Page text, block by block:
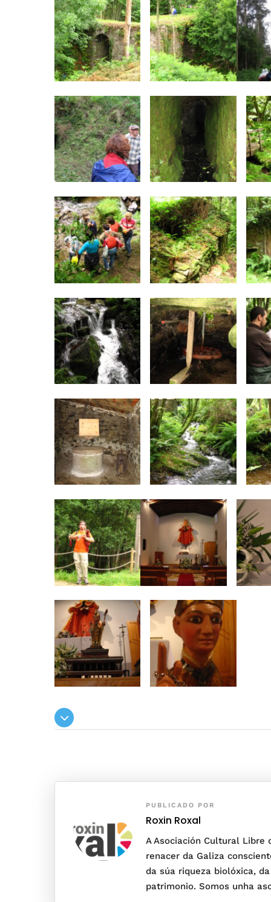
PUBLICADO POR
Roxin Roxal
A Asociación Cultural Libre
renacer da Galiza
da súa riqueza biolóxica,
patrimonio. Somos unha